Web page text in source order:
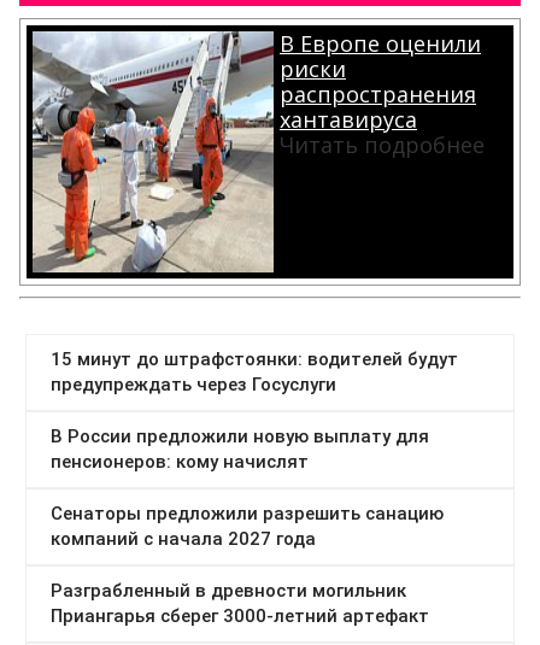
В Европе оценили
риски
распространения
хантавируса
Читать подробнее